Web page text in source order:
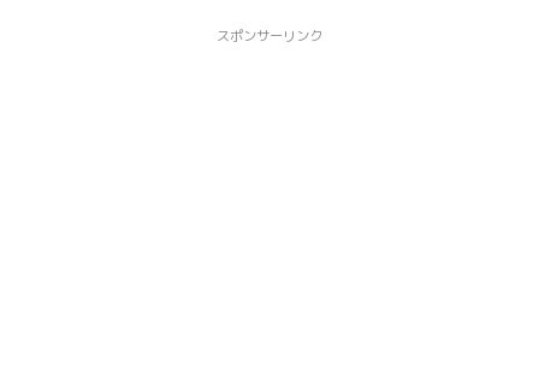
スポンサーリンク